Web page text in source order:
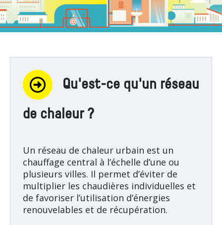
Qu'est-ce qu'un réseau
de chaleur ?
Un réseau de chaleur urbain est un
chauffage central à l’échelle d’une ou
plusieurs villes. Il permet d’éviter de
multiplier les chaudières individuelles et
de favoriser l’utilisation d’énergies
renouvelables et de récupération.